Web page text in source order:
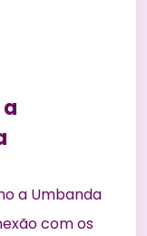
a Umbanda
com os